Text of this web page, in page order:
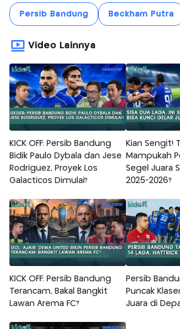
Persib Bandung Beckham Putra
Video Lainnya
KICK OFF: Persib Bandung
Bidik Paulo Dybala dan Jese
Rodriguez, Proyek Los
Galacticos Dimulai?
Kian Sengit!
Mampukah
Segel Juara
2025-2026?
KICK OFF: Persib Bandung
Terancam, Bakal Bangkit
Lawan Arema FC?
Persib
Puncak
Juara di